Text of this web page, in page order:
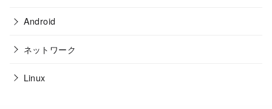
Android
ネットワーク
Linux